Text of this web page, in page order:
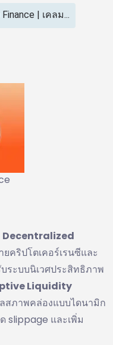
| เคลม...
Decentralized
คริปโตเคอร์เรนซีและ
ระบบนิเวศประสิทธิภาพ
Liquidity
สภาพคล่องแบบไดนามิก
slippage และเพิ่ม